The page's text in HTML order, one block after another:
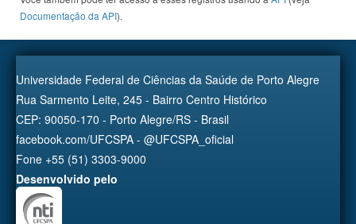
Documentação da API).
Universidade Federal de Ciências da Saúde de Porto Alegre
Rua Sarmento Leite, 245 - Bairro Centro Histórico
CEP: 90050-170 - Porto Alegre/RS - Brasil
facebook.com/UFCSPA - @UFCSPA_oficial
Fone +55 (51) 3303-9000
Desenvolvido pelo